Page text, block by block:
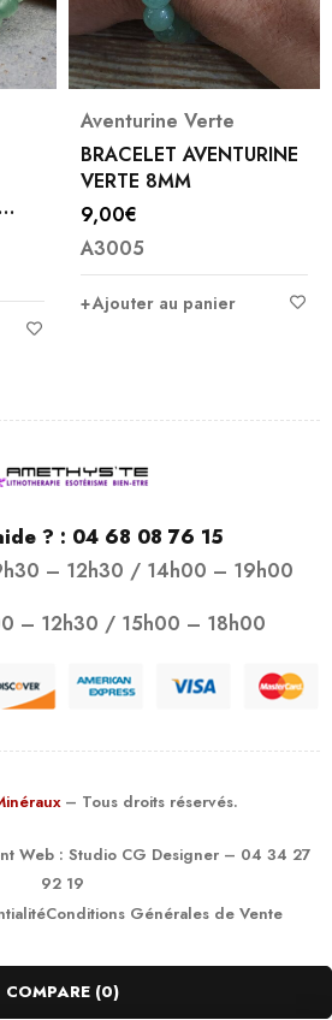
Aventurine Verte
BRACELET AVENTURINE
VERTE 8MM
9,00€
A3005
Ajouter au panier
? : 04 68 08 76 15
– 12h30 / 14h00 – 19h00
– 12h30 / 15h00 – 18h00
– Tous droits réservés.
Web : Studio CG Designer– 04 34 27
92 19
Conditions Générales de Vente
COMPARE (0)